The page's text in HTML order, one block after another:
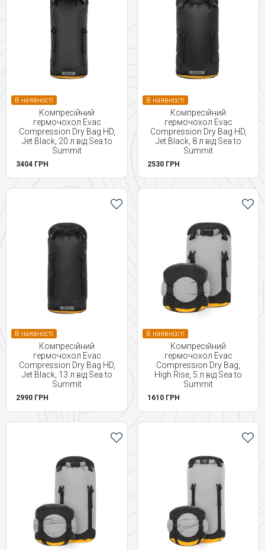
В наявності
Компресійний
гермочохол Evac
Compression Dry Bag HD,
Jet Black, 20 л від Sea to
Summit
3404 ГРН
В наявності
Компресійний
гермочохол Evac
Compression Dry Bag HD,
Jet Black, 8 л від Sea to
Summit
2530 ГРН
В наявності
Компресійний
гермочохол Evac
Compression Dry Bag HD,
Jet Black, 13 л від Sea to
Summit
2990 ГРН
В наявності
Компресійний
гермочохол Evac
Compression Dry Bag,
High Rise, 5 л від Sea to
Summit
1610 ГРН